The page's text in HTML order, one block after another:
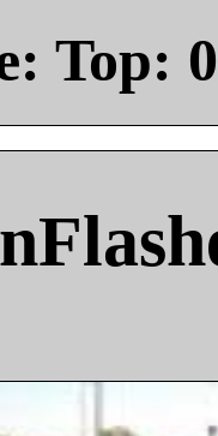
Top: 0